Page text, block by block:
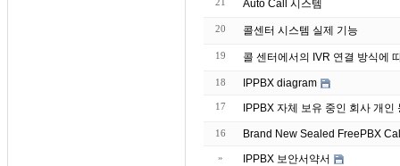
Auto Call 시스템
20 콜센터 시스템 실제 기능
19 콜 센터에서의 IVR 연결 방식에
18 IPPBX diagram
17 IPPBX 자체 보유 중인 회사
16
» IPPBX 보안서약서